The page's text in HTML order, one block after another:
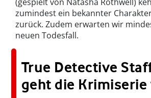
zumindest ein bekannter
zurück. Zudem erwarten wir
neuen Todesfall.
True Detective
geht die Krimiserie